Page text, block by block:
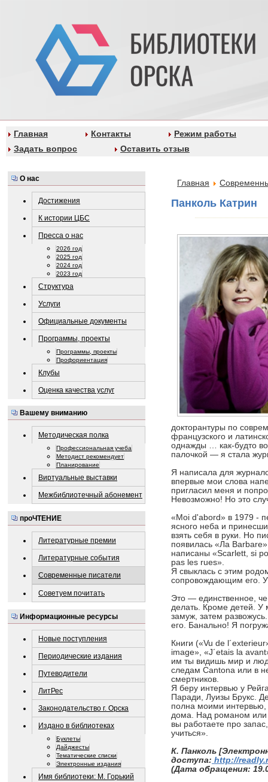
Главная Контакты
Режим работы
Задать вопрос
Оставить отзыв
О нас
Достижения
К истории ЦБС
Пресса о нас
2026 год
2025 год
2024 год
2023 год
Структура
Услуги
Официальные документы
Программы, проекты
Программы, проекты
Профориентация
Клубы
Оценка качества услуг
Вашему вниманию
Методическая полка
Профессиональная учеба
Методист рекомендует
Планирование
Виртуальные выставки
Межбиблиотечный абонемент
проЧТЕНИЕ
Литературные премии
Литературные события
Современные писатели
Советуем почитать
Информационные ресурсы
Новые поступления
Периодические издания
Путеводители
ЛитРес
Законодательство г. Орска
Издано в библиотеках
Буклеты
Дайджесты
Тематические списки
Электронные издания
Имя библиотеки: М. Горький
Главная
Панколь Катрин
докторантуры по
французского и
однажды … как-будто
палочкой — я стала
Я написала для
впервые мои слова
пригласил меня и
Невозможно! Но это
«Moi d'abord» в 1979 -
ясного неба и
взять себя в руки. Но
появилась «Ла
написаны «Scarlett, si
pas les rues».
Я свыклась с этим
сопровождающим его.
Это — единственное,
делать. Кроме детей. У
замуж, затем
его. Банально! Я
Книги («Vu de
image», «J´etais la
им ты видишь мир и
следам Cantona или в
смертников.
Я беру интервью у
Паради, Луизы Брукс.
полна моими
дома. Над романом или
вы работаете про
учиться».
К. Панколь
доступа: http://
(Дата обращения: